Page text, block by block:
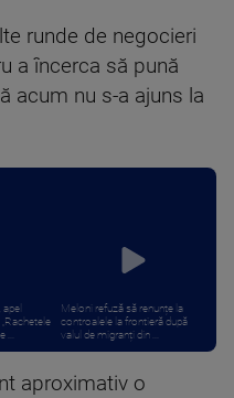
runde de negocieri
a încerca să pună
acum nu s-a ajuns la
Meloni refuză să renunțe la
controalele la frontieră după
valul de migranți din ...
aproximativ o